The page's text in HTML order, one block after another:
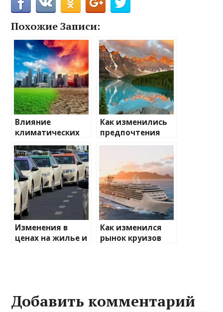
Похожие Записи:
Влияние
климатических
изменений на
туристические
направления
Как изменились
предпочтения
туристов
Изменения в
ценах на жилье и
Как изменился
рынок круизов
Добавить комментарий